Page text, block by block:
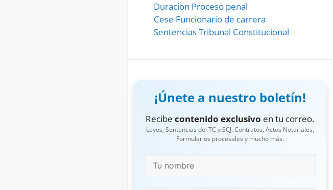
Duracion Proceso penal
Cese Funcionario de carrera
Sentencias Tribunal Constitucional
¡Únete a nuestro boletín!
Recibecontenido exclusivo en tu correo.
Leyes, Sentencias del TC y SCJ, Contratos, Actos Notariales,
Formularios procesales y mucho más.